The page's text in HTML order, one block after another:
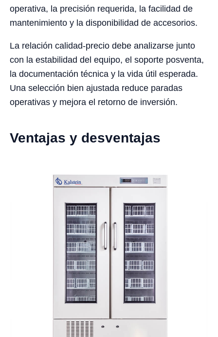
operativa, la precisión requerida, la facilidad de
mantenimiento y la disponibilidad de accesorios.
La relación calidad-precio debe analizarse junto
con la estabilidad del equipo, el soporte posventa,
la documentación técnica y la vida útil esperada.
Una selección bien ajustada reduce paradas
operativas y mejora el retorno de inversión.
Ventajas y desventajas